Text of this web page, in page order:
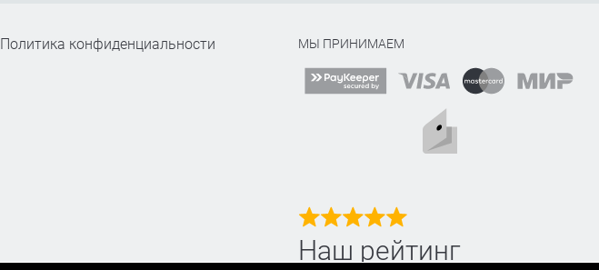
Политика конфиденциальности МЫ ПРИНИМАЕМ
Наш рейтинг